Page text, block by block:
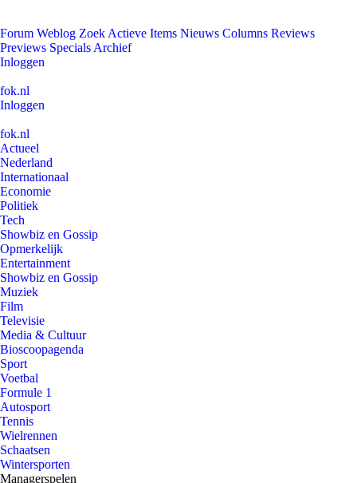
Forum Weblog Zoek Actieve Items Nieuws Columns Reviews
Previews Specials Archief
Inloggen
fok.nl
Inloggen
fok.nl
Actueel
Nederland
Internationaal
Economie
Politiek
Tech
Showbiz en Gossip
Opmerkelijk
Entertainment
Showbiz en Gossip
Muziek
Film
Televisie
Media & Cultuur
Bioscoopagenda
Sport
Voetbal
Formule 1
Autosport
Tennis
Wielrennen
Schaatsen
Wintersporten
Managerspelen